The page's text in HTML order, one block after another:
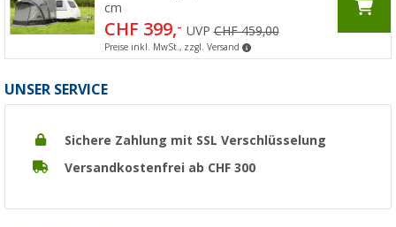
cm
CHF 399,- UVPCHF 459,00
Preise inkl. MwSt., zzgl. Versand
UNSER SERVICE
Sichere Zahlung mit SSL Verschlüsselung
Versandkostenfrei ab CHF 300